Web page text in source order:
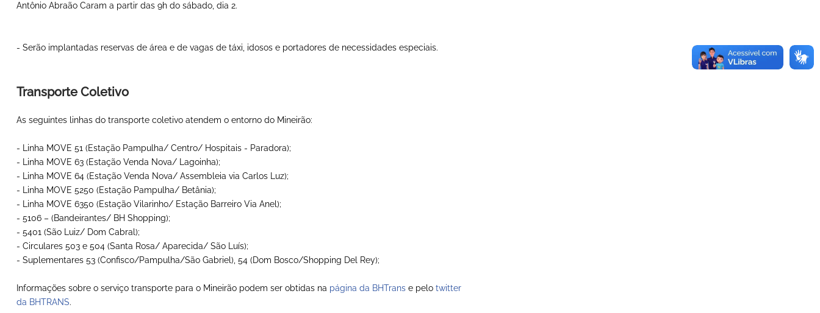
Antônio Abraão Caram a partir das 9h do sábado, dia 2.
- Serão implantadas reservas de área e de vagas de táxi, idosos e portadores de necessidades especiais.
Transporte Coletivo
As seguintes linhas do transporte coletivo atendem o entorno do Mineirão:
- Linha MOVE 51 (Estação Pampulha/ Centro/ Hospitais - Paradora);
- Linha MOVE 63 (Estação Venda Nova/ Lagoinha);
- Linha MOVE 64 (Estação Venda Nova/ Assembleia via Carlos Luz);
- Linha MOVE 5250 (Estação Pampulha/ Betânia);
- Linha MOVE 6350 (Estação Vilarinho/ Estação Barreiro Via Anel);
- 5106 – (Bandeirantes/ BH Shopping);
- 5401 (São Luiz/ Dom Cabral);
- Circulares 503 e 504 (Santa Rosa/ Aparecida/ São Luís);
- Suplementares 53 (Confisco/Pampulha/São Gabriel), 54 (Dom Bosco/Shopping Del Rey);
Informações sobre o serviço transporte para o Mineirão podem ser obtidas na página da BHTrans e pelo twitter
da BHTRANS.